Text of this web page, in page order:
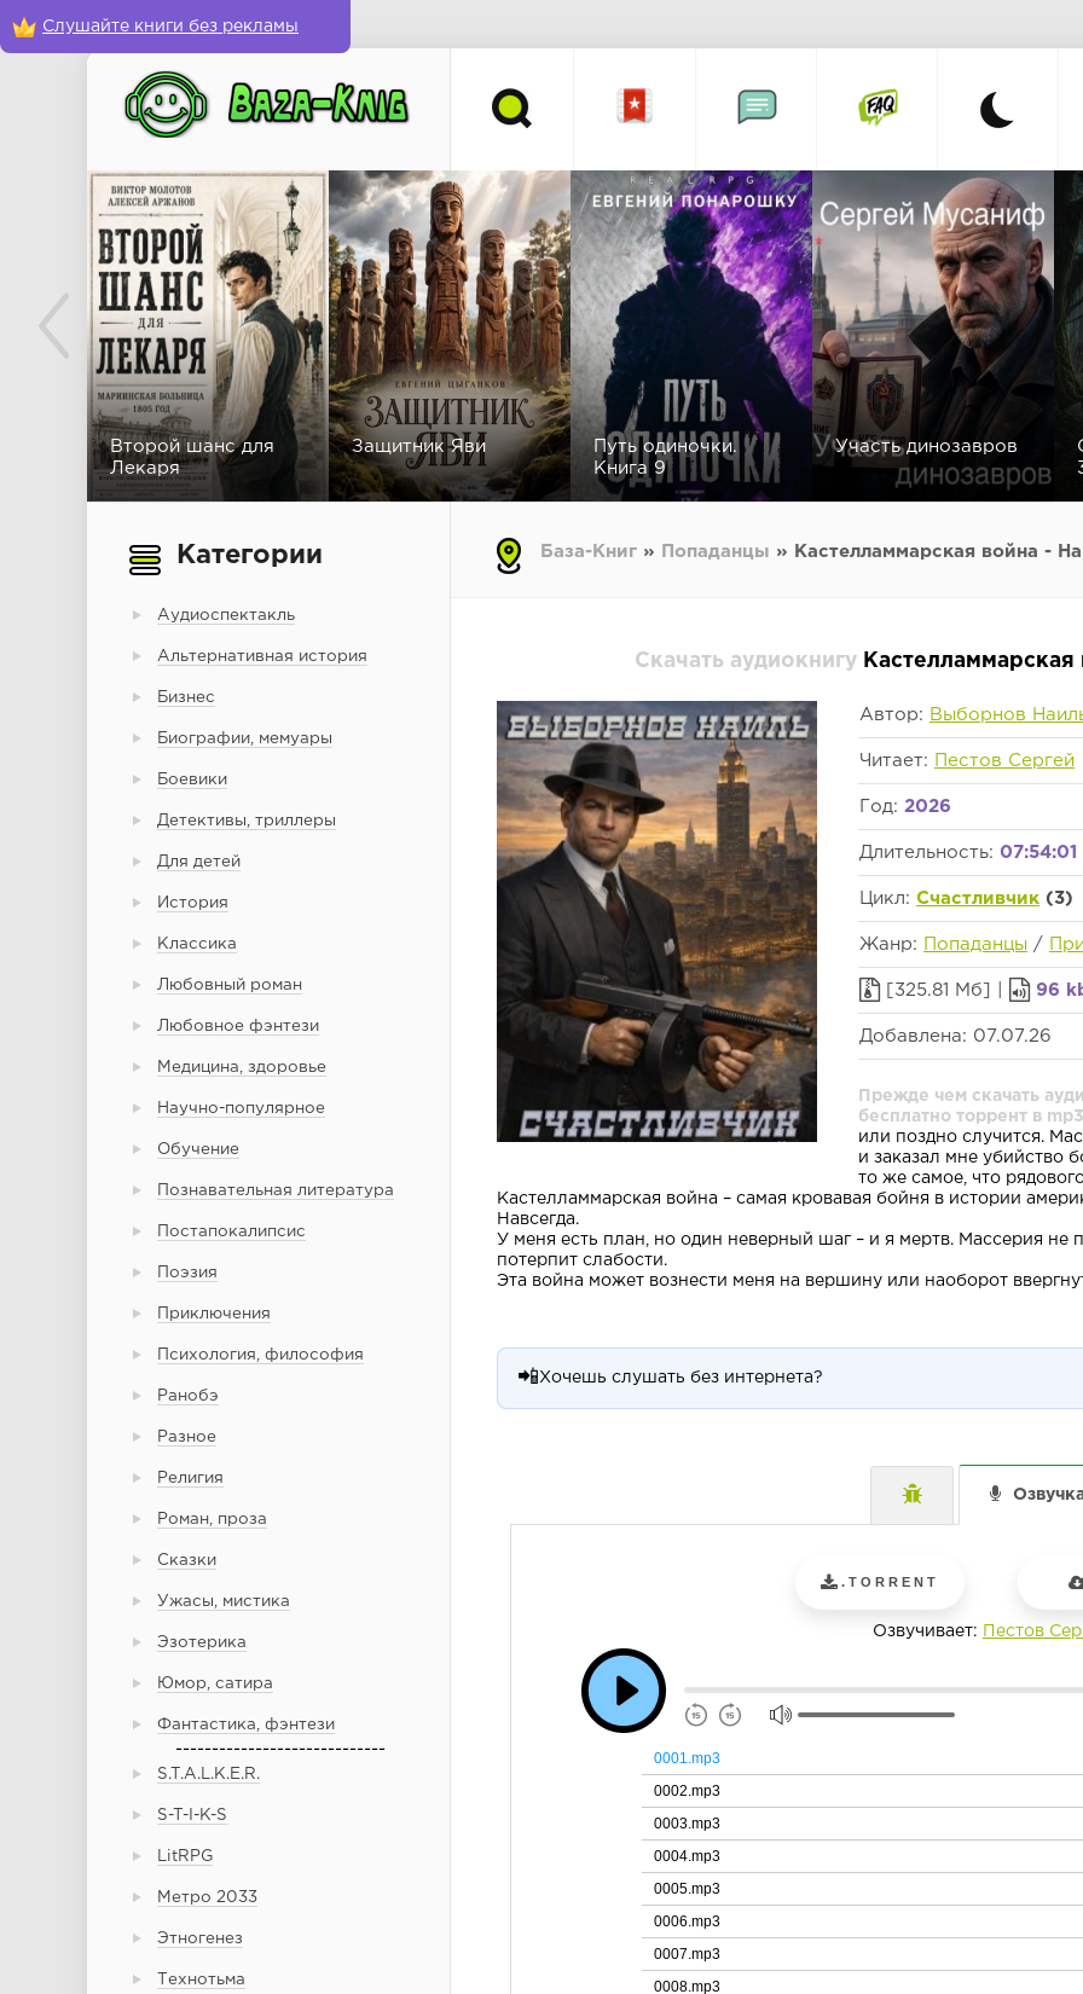
Слушайте книги без рекламы
Второй шанс для
Лекаря
Защитник Яви
Путь одиночки.
Книга 9
Участь динозавров
Категории
Аудиоспектакль
Альтернативная история
Бизнес
Биографии, мемуары
Боевики
Детективы, триллеры
Для детей
История
Классика
Любовный роман
Любовное фэнтези
Медицина, здоровье
Научно-популярное
Обучение
Познавательная литература
Постапокалипсис
Поэзия
Приключения
Психология, философия
Ранобэ
Разное
Религия
Роман, проза
Сказки
Ужасы, мистика
Эзотерика
Юмор, сатира
Фантастика, фэнтези
-----------------------------
S.T.A.L.K.E.R.
S-T-I-K-S
LitRPG
Метро 2033
Этногенез
Технотьма
База-Книг » Попаданцы » Кастелламмарская война -
Скачать аудиокнигу
Автор: Выборнов
Читает: Пестов Сергей
Год: 2026
Длительность: 07:54:01
Цикл: Счастливчик (3)
Жанр: Попаданцы /
[325.81 Мб] | 96
Добавлена: 07.07.26
Прежде чем скачать
бесплатно торрент в
или поздно случится.
и заказал мне убийство
то же самое, что
Кастелламмарская война – самая кровавая бойня в истории
Навсегда.
У меня есть план, но один неверный шаг – и я мертв. Массерия не
потерпит слабости.
Эта война может вознести меня на вершину или наоборот
📲 Хочешь слушать без интернета?
.TORRENT
Озвучивает: Пестов
0001.mp3
0002.mp3
0003.mp3
0004.mp3
0005.mp3
0006.mp3
0007.mp3
0008.mp3